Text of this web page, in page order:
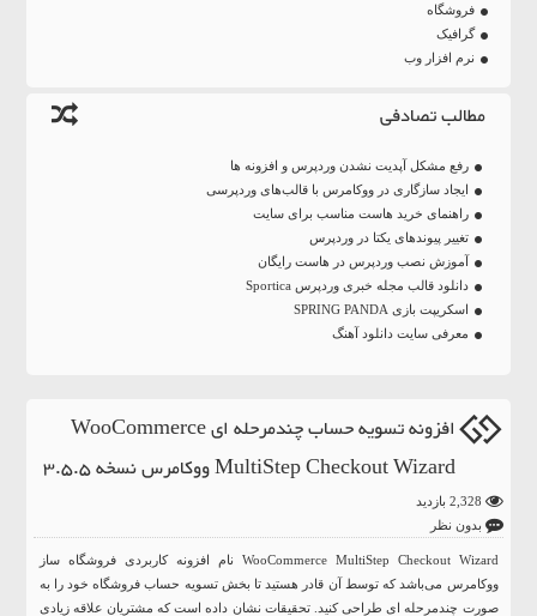
فروشگاه
گرافیک
نرم افزار وب
مطالب تصادفی
رفع مشکل آپدیت نشدن وردپرس و افزونه ها
ایجاد سازگاری در ووکامرس با قالب‌های وردپرسی
راهنمای خرید هاست مناسب برای سایت
تغییر پیوندهای یکتا در وردپرس
آموزش نصب وردپرس در هاست رایگان
دانلود قالب مجله خبری وردپرس Sportica
اسکریپت بازی SPRING PANDA
معرفی سایت دانلود آهنگ
افزونه تسویه حساب چندمرحله ای WooCommerce
MultiStep Checkout Wizard ووکامرس نسخه 3.5.5
بدون نظر
WooCommerce MultiStep Checkout Wizard نام افزونه کاربردی فروشگاه ساز
ووکامرس می‌باشد که توسط آن قادر هستید تا بخش تسویه حساب فروشگاه خود را به
صورت چندمرحله ای طراحی کنید. تحقیقات نشان داده است که مشتریان علاقه زیادی